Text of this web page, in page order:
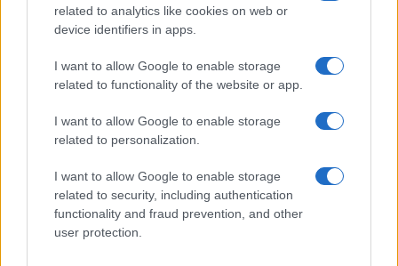
related to analytics like cookies on web or
device identifiers in apps.
I want to allow Google to enable storage
related to functionality of the website or app.
I want to allow Google to enable storage
related to personalization.
I want to allow Google to enable storage
related to security, including authentication
functionality and fraud prevention, and other
user protection.
της Ζωής μας
Οι άνθρωποι, οι αυθεντικές ιστορίες,
το ελληνικό καλοκαίρι και ένας
πολιτισμός που μας ενώνει κάθε μέρα.
ΟΣΑ ΧΡΕΙΑΖΕΣΑΙ